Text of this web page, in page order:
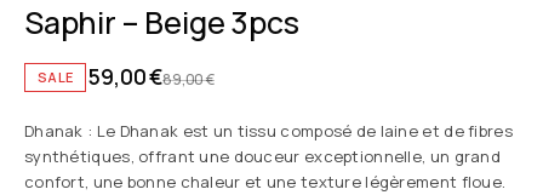
Saphir – Beige 3pcs
SALE 89,00€
59,00€
Dhanak : Le Dhanak est un tissu composé de laine et de fibres
synthétiques, offrant une douceur exceptionnelle, un grand
confort, une bonne chaleur et une texture légèrement floue.